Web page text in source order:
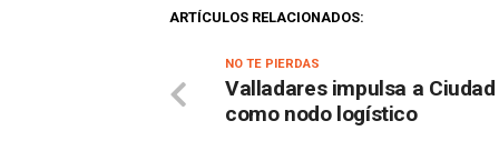
ARTÍCULOS RELACIONADOS:
NO TE PIERDAS
Valladares impulsa a
como nodo logístico